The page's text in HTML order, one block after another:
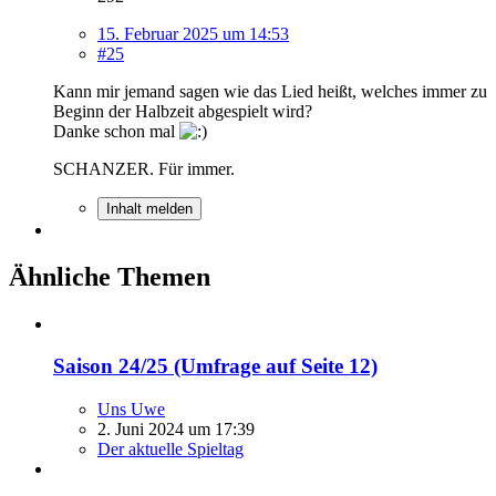
15. Februar 2025 um 14:53
#25
Kann mir jemand sagen wie das Lied heißt, welches immer zu
Beginn der Halbzeit abgespielt wird?
Danke schon mal
SCHANZER. Für immer.
Inhalt melden
Ähnliche Themen
Saison 24/25 (Umfrage auf Seite 12)
Uns Uwe
2. Juni 2024 um 17:39
Der aktuelle Spieltag